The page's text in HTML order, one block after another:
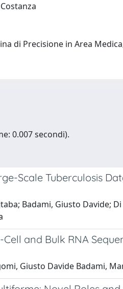
di Precisione in Area
0.007 secondi).
Scale Tuberculosis
Badami, Giusto Davide;
and Bulk RNA
Giusto Davide Badami,